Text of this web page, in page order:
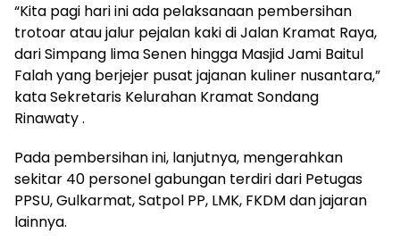
“Kita pagi hari ini ada pelaksanaan pembersihan
trotoar atau jalur pejalan kaki di Jalan Kramat Raya,
dari Simpang lima Senen hingga Masjid Jami Baitul
Falah yang berjejer pusat jajanan kuliner nusantara,”
kata Sekretaris Kelurahan Kramat Sondang
Rinawaty .
Pada pembersihan ini, lanjutnya, mengerahkan
sekitar 40 personel gabungan terdiri dari Petugas
PPSU, Gulkarmat, Satpol PP, LMK, FKDM dan jajaran
lainnya.